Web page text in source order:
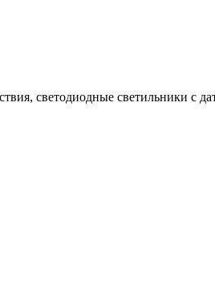
светодиодные светильники с